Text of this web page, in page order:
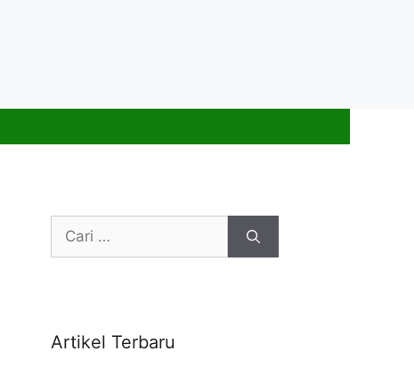
Cari
Artikel Terbaru